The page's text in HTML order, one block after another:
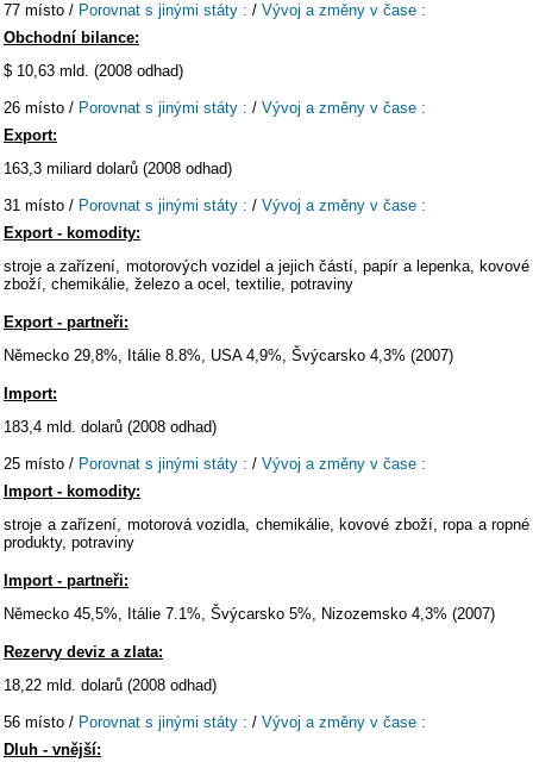
77 místo / Porovnat s jinými státy : / Vývoj a změny v čase :
Obchodní bilance:
$ 10,63 mld. (2008 odhad)
26 místo / Porovnat s jinými státy : / Vývoj a změny v čase :
Export:
163,3 miliard dolarů (2008 odhad)
31 místo / Porovnat s jinými státy : / Vývoj a změny v čase :
Export - komodity:
stroje a zařízení, motorových vozidel a jejich částí, papír a lepenka, kovové
zboží, chemikálie, železo a ocel, textilie, potraviny
Export - partneři:
Německo 29,8%, Itálie 8.8%, USA 4,9%, Švýcarsko 4,3% (2007)
Import:
183,4 mld. dolarů (2008 odhad)
25 místo / Porovnat s jinými státy : / Vývoj a změny v čase :
Import - komodity:
stroje a zařízení, motorová vozidla, chemikálie, kovové zboží, ropa a ropné
produkty, potraviny
Import - partneři:
Německo 45,5%, Itálie 7.1%, Švýcarsko 5%, Nizozemsko 4,3% (2007)
Rezervy deviz a zlata:
18,22 mld. dolarů (2008 odhad)
56 místo / Porovnat s jinými státy : / Vývoj a změny v čase :
Dluh - vnější: